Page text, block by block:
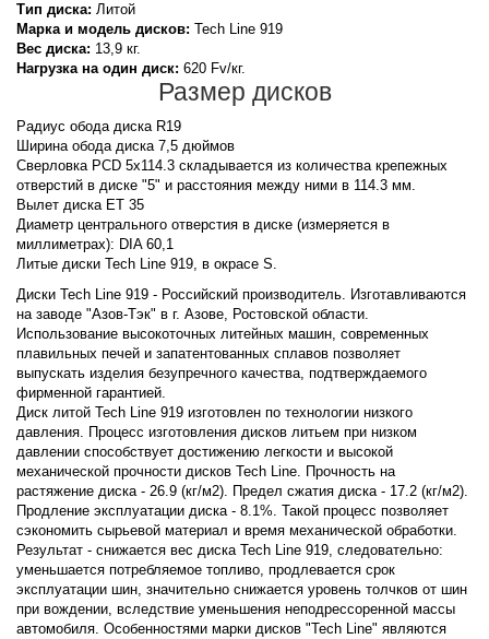
Тип диска: Литой
Марка и модель дисков: Tech Line 919
Вес диска: 13,9 кг.
Нагрузка на один диск: 620 Fv/кг.
Размер дисков
Радиус обода диска R19
Ширина обода диска 7,5 дюймов
Сверловка PCD 5x114.3 складывается из количества крепежных
отверстий в диске "5" и расстояния между ними в 114.3 мм.
Вылет диска ET 35
Диаметр центрального отверстия в диске (измеряется в
миллиметрах): DIA 60,1
Литые диски Tech Line 919, в окрасе S.
Диски Tech Line 919 - Российский производитель. Изготавливаются
на заводе "Азов-Тэк" в г. Азове, Ростовской области.
Использование высокоточных литейных машин, современных
плавильных печей и запатентованных сплавов позволяет
выпускать изделия безупречного качества, подтверждаемого
фирменной гарантией.
Диск литой Tech Line 919 изготовлен по технологии низкого
давления. Процесс изготовления дисков литьем при низком
давлении способствует достижению легкости и высокой
механической прочности дисков Tech Line. Прочность на
растяжение диска - 26.9 (кг/м2). Предел сжатия диска - 17.2 (кг/м2).
Продление эксплуатации диска - 8.1%. Такой процесс позволяет
сэкономить сырьевой материал и время механической обработки.
Результат - снижается вес диска Tech Line 919, следовательно:
уменьшается потребляемое топливо, продлевается срок
эксплуатации шин, значительно снижается уровень толчков от шин
при вождении, вследствие уменьшения неподрессоренной массы
автомобиля. Особенностями марки дисков "Tech Line" являются